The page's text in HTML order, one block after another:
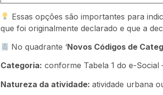
Essas opções são importantes para
que foi originalmente declarado e que a
No quadrante ‘Novos Códigos de
Categoria: conforme Tabela 1 do e-Social
Natureza da atividade: atividade urbana